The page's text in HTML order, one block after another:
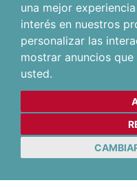
una mejor
interés en nuestros
personalizar las
mostrar anuncios
usted.